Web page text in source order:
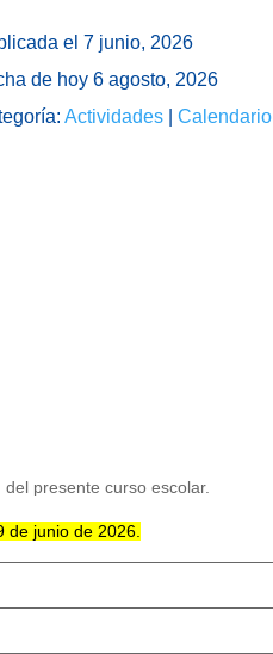
el 7 junio, 2026
de hoy 6 agosto, 2026
Actividades| Calendario
presente curso escolar.
de junio de 2026.